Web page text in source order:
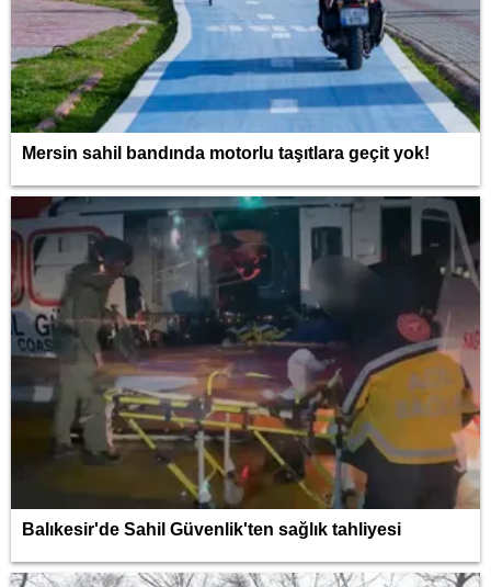
Mersin sahil bandında motorlu taşıtlara geçit yok!
Balıkesir'de Sahil Güvenlik'ten sağlık tahliyesi